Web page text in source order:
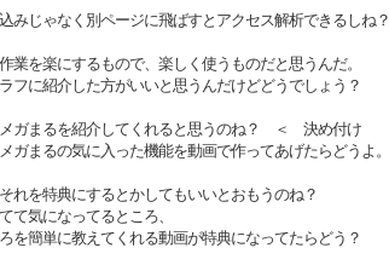
みじゃなく別ページに飛ばすとアクセス解析できるしね？
業を楽にするもので、楽しく使うものだと思うんだ。
フに紹介した方がいいと思うんだけどどうでしょう？
ガまるを紹介してくれると思うのね？ ＜ 決め付け
ガまるの気に入った機能を動画で作ってあげたらどうよ。
れを特典にするとかしてもいいとおもうのね？
て気になってるところ、
を簡単に教えてくれる動画が特典になってたらどう？